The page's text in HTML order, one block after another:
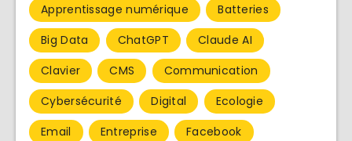
Apprentissage numérique
Batteries
Big Data
ChatGPT
Claude AI
Clavier
CMS
Communication
Cybersécurité
Digital
Ecologie
Email
Entreprise
Facebook